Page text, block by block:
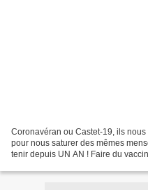
Coronavéran ou Castet-19, ils
pour nous saturer des mêmes
tenir depuis UN AN ! Faire du vaccin un bien commun est la condition d'une